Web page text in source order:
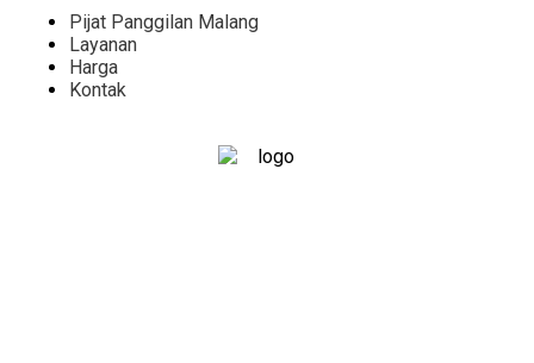
Pijat Panggilan Malang
Layanan
Harga
Kontak